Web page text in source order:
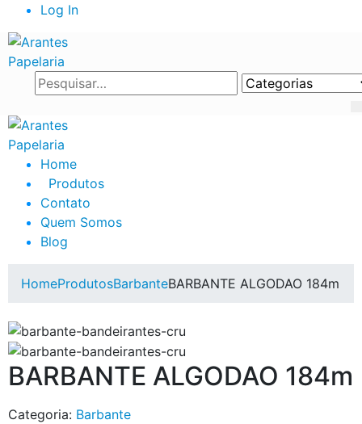
Log In
Home
Produtos
Contato
Quem Somos
Blog
HomeProdutosBarbanteBARBANTE ALGODAO 184m
BARBANTE ALGODAO 184m
Categoria: Barbante